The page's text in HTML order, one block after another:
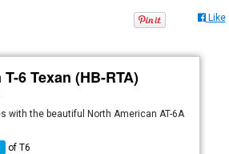
Like
6 Texan (HB-RTA)
with the beautiful North American AT-6A
ofT6